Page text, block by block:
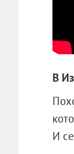
В
И